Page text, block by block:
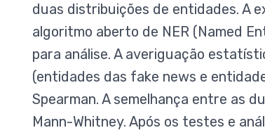
duas distribuições de entidades. A
algoritmo aberto de NER (Named
para análise. A averiguação
(entidades das fake news e
Spearman. A semelhança entre as
Mann-Whitney. Após os testes e